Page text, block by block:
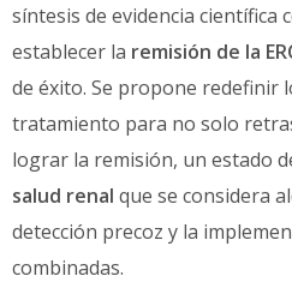
síntesis de evidencia científica
establecer la remisión de la
de éxito. Se propone redefinir
tratamiento para no solo
lograr la remisión, un estado
salud renal que se considera
detección precoz y la
combinadas.